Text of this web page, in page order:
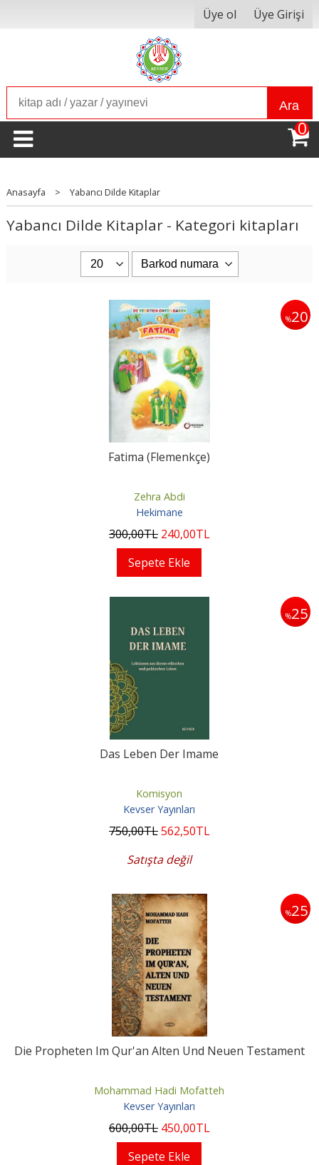
Üye ol Üye Girişi
Ara
0
Anasayfa > Yabancı Dilde Kitaplar
Yabancı Dilde Kitaplar - Kategori kitapları
%20
Fatima (Flemenkçe)
Zehra Abdi
Hekimane
300,00TL 240,00TL
Sepete Ekle
%25
Das Leben Der Imame
Komisyon
Kevser Yayınları
750,00TL562,50TL
Satışta değil
%25
Die Propheten Im Qur'an Alten Und Neuen Testament
Mohammad Hadi Mofatteh
Kevser Yayınları
600,00TL 450,00TL
Sepete Ekle